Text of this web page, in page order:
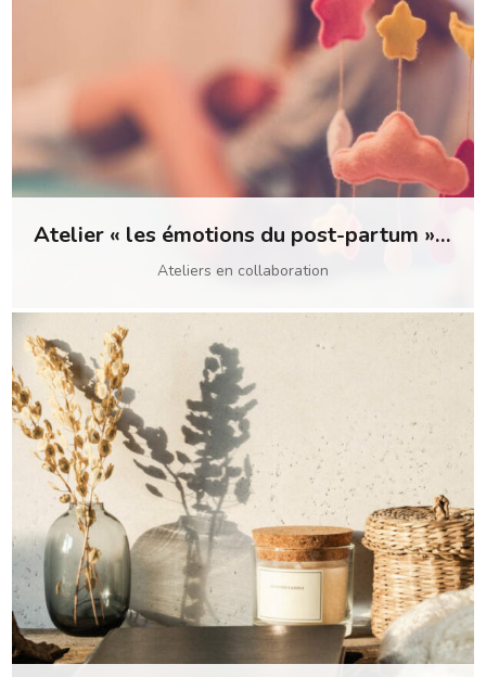
Atelier « les émotions du post-partum » avec Mamas talk
Ateliers en collaboration